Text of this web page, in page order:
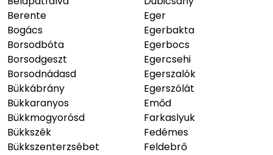
Berente
Bogács
Borsodbóta
Borsodgeszt
Borsodnádasd
Bükkábrány
Bükkaranyos
Bükkmogyorósd
Bükkszék
Bükkszenterzsébet
Eger
Egerbakta
Egerbocs
Egercsehi
Egerszalók
Egerszólát
Emőd
Farkaslyuk
Fedémes
Feldebrő